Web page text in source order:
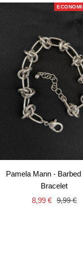
vente
Pamela Mann - Barbed
Bracelet
Prix
8,99 € Prix
9,99 €